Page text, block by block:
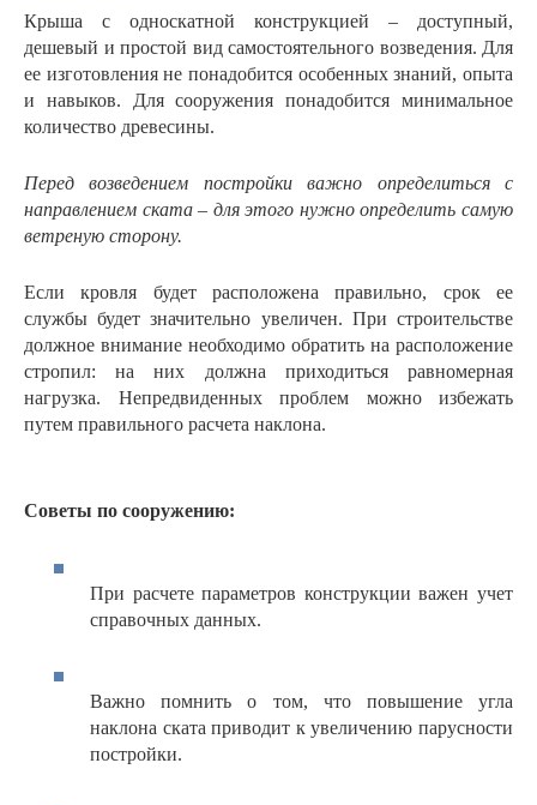
Крыша с односкатной конструкцией – доступный,
дешевый и простой вид самостоятельного возведения. Для
ее изготовления не понадобится особенных знаний, опыта
и навыков. Для сооружения понадобится минимальное
количество древесины.
Перед возведением постройки важно определиться с
направлением ската – для этого нужно определить самую
ветреную сторону.
Если кровля будет расположена правильно, срок ее
службы будет значительно увеличен. При строительстве
должное внимание необходимо обратить на расположение
стропил: на них должна приходиться равномерная
нагрузка. Непредвиденных проблем можно избежать
путем правильного расчета наклона.
Советы по сооружению:
При расчете параметров конструкции важен учет
справочных данных.
Важно помнить о том, что повышение угла
наклона ската приводит к увеличению парусности
постройки.